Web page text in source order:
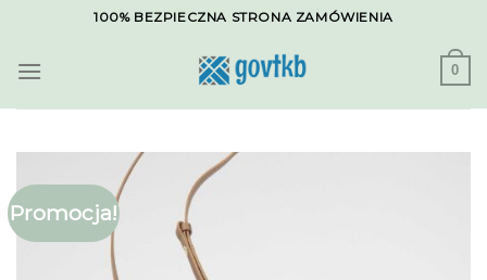
content
100% BEZPIECZNA STRONA ZAMÓWIENIA
0
Promocja!